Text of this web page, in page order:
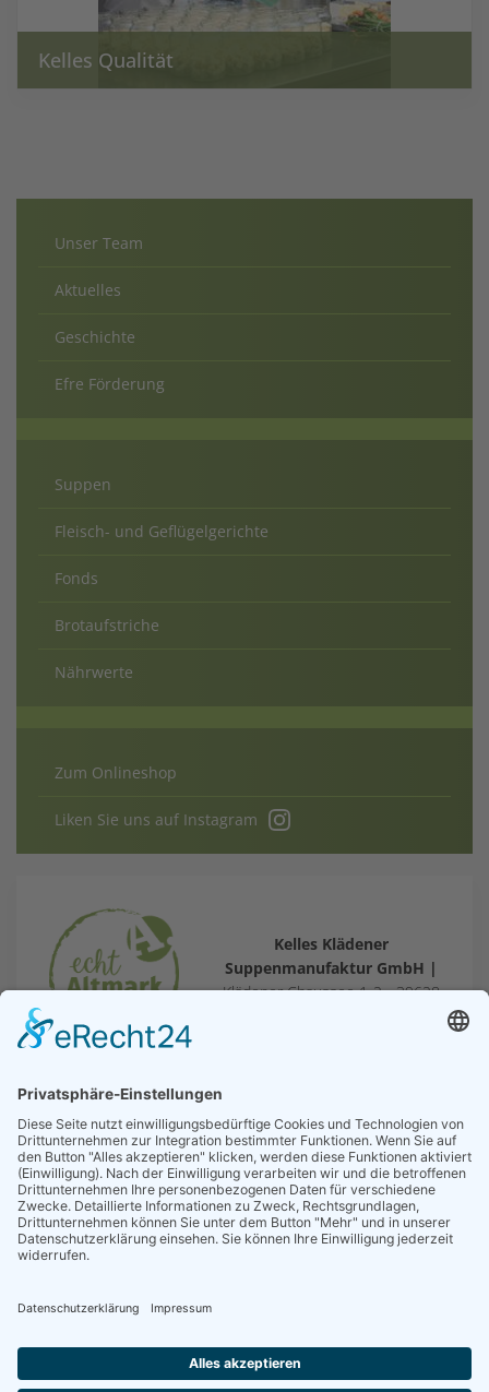
Kelles Qualität
Unser Team
Aktuelles
Geschichte
Efre Förderung
Suppen
Fleisch- und Geflügelgerichte
Fonds
Brotaufstriche
Nährwerte
Zum Onlineshop
Liken Sie uns auf Instagram
Kelles Klädener
Suppenmanufaktur GmbH |
Klädener Chaussee 1-2 • 39628
Freitag: 7 bis 14 Uhr (Telefon: +49 39324 91563)